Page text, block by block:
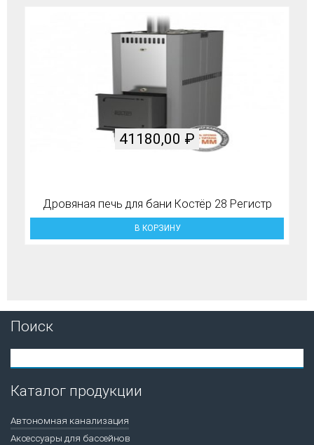
Дровяная печь для бани Костёр 28 Регистр
41180,00 ₽
В КОРЗИНУ
Поиск
Каталог продукции
Автономная канализация
Аксессуары для бассейнов